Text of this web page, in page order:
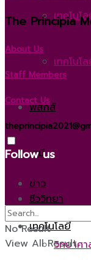
เทคโน
เทคโนโ
ฟิสิกส์
เคมี
ชีววิทยา
วิทยาศ
ข่าว
เทคโนโลยี
The Principia
About Us
Staff Members
Contact Us
Follow us
No Result
View All Result